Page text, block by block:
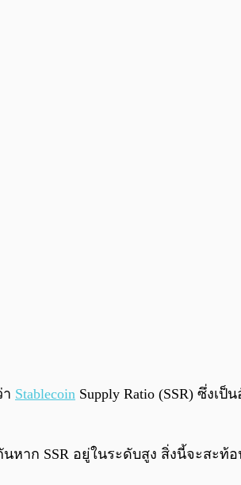
Stablecoin Supply Ratio (SSR) ซึ่งเป็
หาก SSR อยู่ในระดับสูง สิ่งนี้จะสะท้